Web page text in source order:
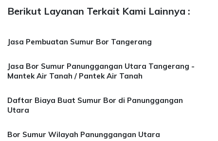
Berikut Layanan Terkait Kami Lainnya :
Jasa Pembuatan Sumur Bor Tangerang
Jasa Bor Sumur Panunggangan Utara Tangerang -
Mantek Air Tanah / Pantek Air Tanah
Daftar Biaya Buat Sumur Bor di Panunggangan
Utara
Bor Sumur Wilayah Panunggangan Utara